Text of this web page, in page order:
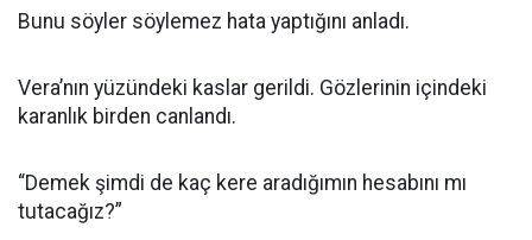
Bunu söyler söylemez hata yaptığını anladı.
Vera’nın yüzündeki kaslar gerildi. Gözlerinin içindeki
karanlık birden canlandı.
“Demek şimdi de kaç kere aradığımın hesabını mı
tutacağız?”